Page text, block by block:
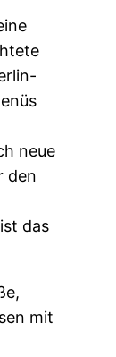
neue
den
das
mit